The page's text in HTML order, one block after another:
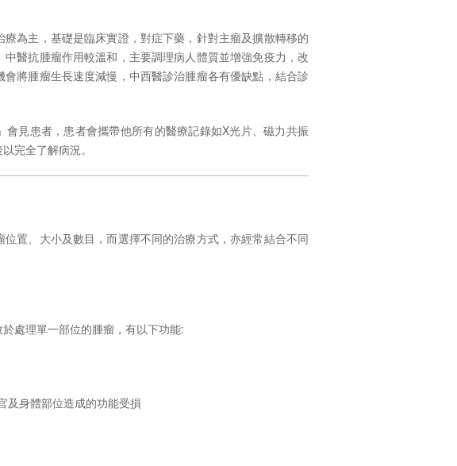
為主，基礎是臨床實證，對症下藥，針對主瘤及擴散轉移的
醫抗腫瘤作用較溫和，主要調理病人體質並增強免疫力，改
將腫瘤生長速度減慢，中西醫診治腫瘤各有優缺點，結合診
見患者，患者會攜帶他所有的醫療記錄如X光片、磁力共振
完全了解病況。
置、大小及數目，而選擇不同的治療方式，亦經常結合不同
處理單一部位的腫瘤，有以下功能:
及身體部位造成的功能受損